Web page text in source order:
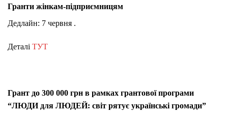
Гранти жінкам-підприємницям
Дедлайн: 7 червня .
Деталі ТУТ
Грант до 300 000 грн в рамках грантової програми
“ЛЮДИ для ЛЮДЕЙ: світ рятує українські громади”